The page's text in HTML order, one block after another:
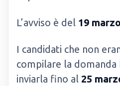
L’avviso è del 19
I candidati che non
compilare la
inviarla fino al 25